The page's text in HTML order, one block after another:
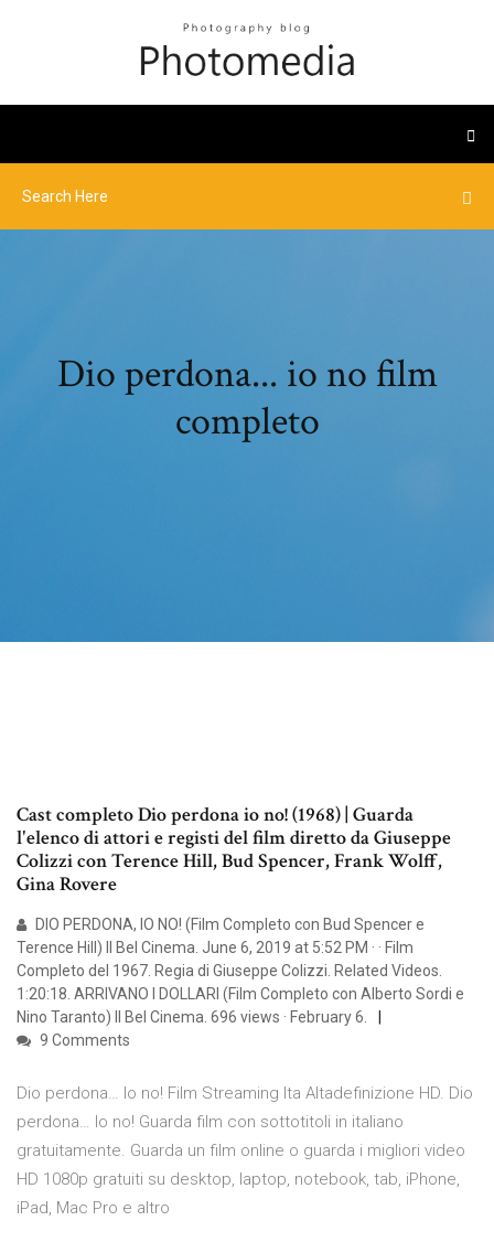
Dio perdona... io no film
completo
Cast completo Dio perdona io no! (1968) | Guarda
l'elenco di attori e registi del film diretto da Giuseppe
Colizzi con Terence Hill, Bud Spencer, Frank Wolff,
Gina Rovere
DIO PERDONA, IO NO! (Film Completo con Bud Spencer e
Terence Hill) Il Bel Cinema. June 6, 2019 at 5:52 PM · · Film
Completo del 1967. Regia di Giuseppe Colizzi. Related Videos.
1:20:18. ARRIVANO I DOLLARI (Film Completo con Alberto Sordi e
Nino Taranto) Il Bel Cinema. 696 views · February 6.
9 Comments
Dio perdona… Io no! Film Streaming Ita Altadefinizione HD. Dio
perdona… Io no! Guarda film con sottotitoli in italiano
gratuitamente. Guarda un film online o guarda i migliori video
HD 1080p gratuiti su desktop, laptop, notebook, tab, iPhone,
iPad, Mac Pro e altro